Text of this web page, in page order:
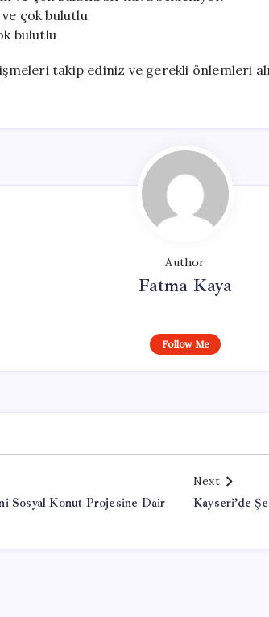
ve çok bulutlu
bulutlu
takip ediniz ve gerekli önlemleri
Author
Fatma Kaya
Follow Me
Sosyal Konut Projesine Dair
Next
Kayseri’de